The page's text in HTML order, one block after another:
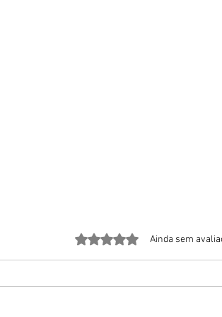
Avaliado com 0 de 5
Ainda sem